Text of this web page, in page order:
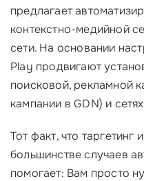
предлагает
контекстно-медийной
сети. На основании
Play продвигают
поисковой, рекламной
кампании в GDN) и
Тот факт, что таргетинг
большинстве случаев
помогает: Вам просто